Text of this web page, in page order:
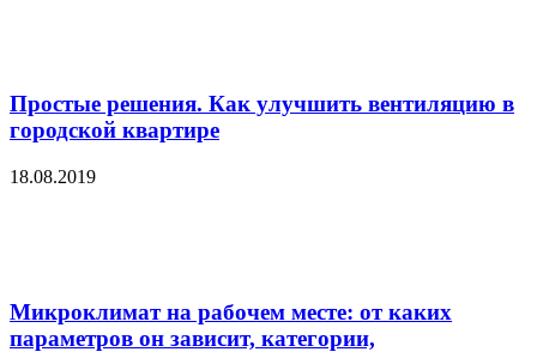
Простые решения. Как улучшить вентиляцию в
городской квартире
18.08.2019
Микроклимат на рабочем месте: от каких
параметров он зависит, категории,